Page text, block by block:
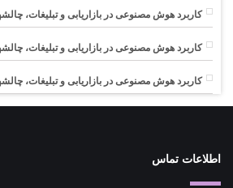
کاربرد هوش مصنوعی در بازاریابی و تبلیغات،
کاربرد هوش مصنوعی در بازاریابی و تبلیغات،
کاربرد هوش مصنوعی در بازاریابی و تبلیغات،
اطلاعات تماس